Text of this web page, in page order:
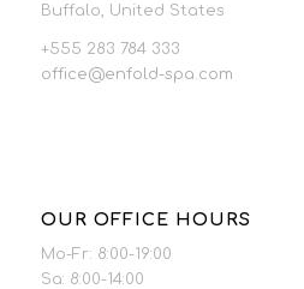
Buffalo, United States
+555 283 784 333
office@enfold-spa.com
OUR OFFICE HOURS
Mo-Fr: 8:00-19:00
Sa: 8:00-14:00